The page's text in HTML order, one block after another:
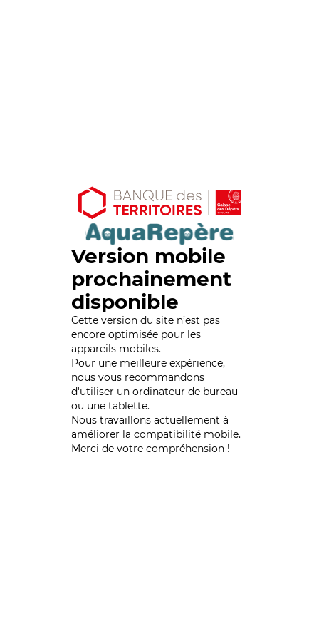
Version mobile
prochainement
disponible
Cette version du site n’est pas
encore optimisée pour les
appareils mobiles.
Pour une meilleure expérience,
nous vous recommandons
d'utiliser un ordinateur de bureau
ou une tablette.
Nous travaillons actuellement à
améliorer la compatibilité mobile.
Merci de votre compréhension !